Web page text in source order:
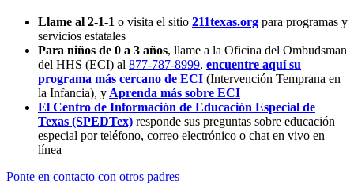
Llame al 2-1-1 o visita el sitio 211texas.org para programas y
servicios estatales
Para niños de 0 a 3 años, llame a la Oficina del Ombudsman
del HHS (ECI) al 877-787-8999, encuentre aquí su
programa más cercano de ECI (Intervención Temprana en
la Infancia), y Aprenda más sobre ECI
El Centro de Información de Educación Especial de
Texas (SPEDTex) responde sus preguntas sobre educación
especial por teléfono, correo electrónico o chat en vivo en
línea
Ponte en contacto con otros padres